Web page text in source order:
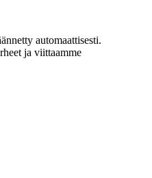
automaattisesti.
ja viittaamme